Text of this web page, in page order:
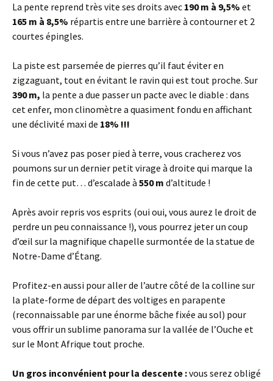
La pente reprend très vite ses droits avec 190 m à 9,5% et
165 m à 8,5% répartis entre une barrière à contourner et 2
courtes épingles.
La piste est parsemée de pierres qu’il faut éviter en
zigzaguant, tout en évitant le ravin qui est tout proche. Sur
390 m, la pente a due passer un pacte avec le diable : dans
cet enfer, mon clinomètre a quasiment fondu en affichant
une déclivité maxi de 18% !!!
Si vous n’avez pas poser pied à terre, vous cracherez vos
poumons sur un dernier petit virage à droite qui marque la
fin de cette put… d’escalade à 550 m d’altitude !
Après avoir repris vos esprits (oui oui, vous aurez le droit de
perdre un peu connaissance !), vous pourrez jeter un coup
d’œil sur la magnifique chapelle surmontée de la statue de
Notre-Dame d’Étang.
Profitez-en aussi pour aller de l’autre côté de la colline sur
la plate-forme de départ des voltiges en parapente
(reconnaissable par une énorme bâche fixée au sol) pour
vous offrir un sublime panorama sur la vallée de l’Ouche et
sur le Mont Afrique tout proche.
Un gros inconvénient pour la descente :vous serez obligé